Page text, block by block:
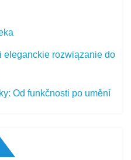
eleganckie rozwiązanie do
Od funkčnosti po umění